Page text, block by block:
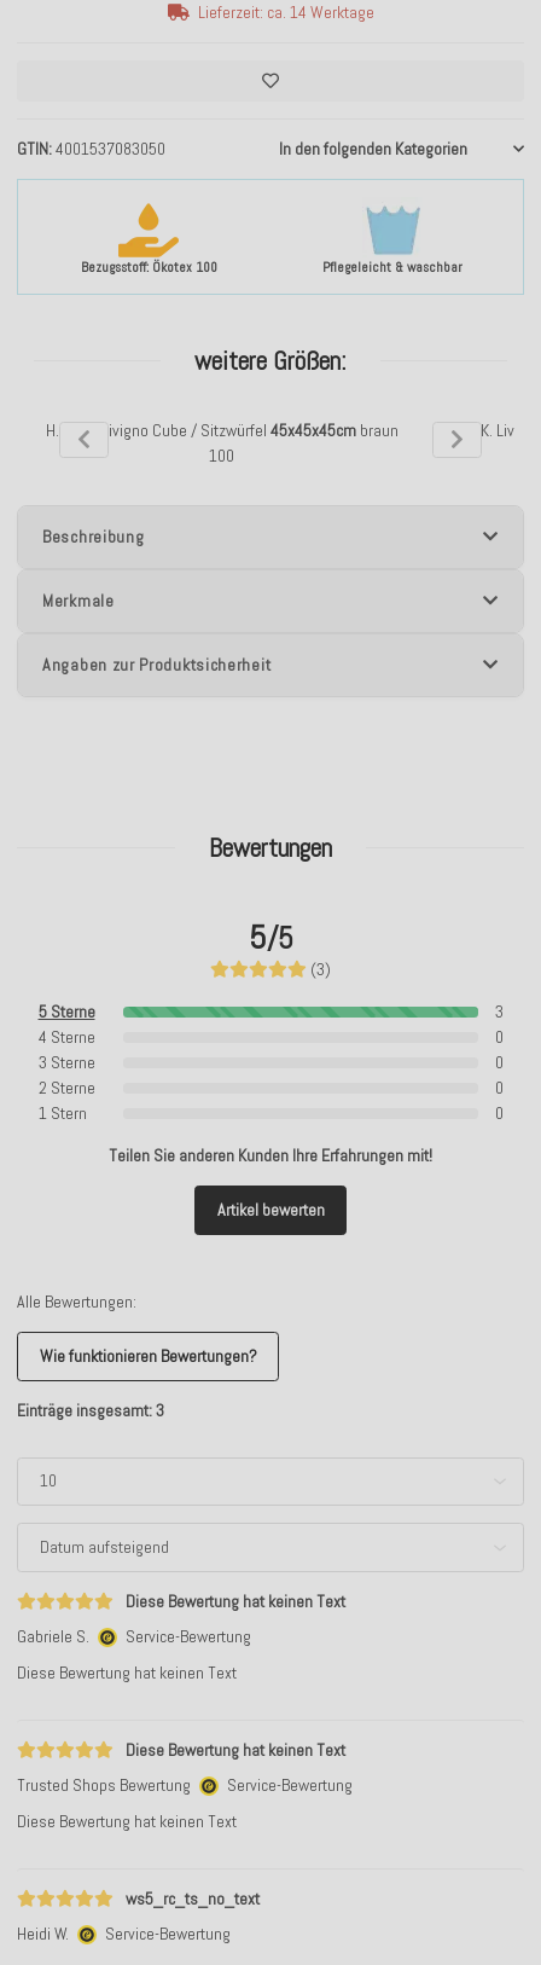
Bezugsstoff: Ökotex 100 Pflegeleicht & waschbar
GTIN 4001537083050 In den folgenden Kategorien
Lieferzeit: ca. 14 Werktage
weitere Größen:
H.O.C.K. Livigno Cube / Sitzwürfel 45x45x45cmbraun
100
H.O.C.K.
Beschreibung
Merkmale
Angaben zur Produktsicherheit
Bewertungen
5/5
(3)
5 Sterne
3
4 Sterne
0
3 Sterne
0
2 Sterne
0
1 Stern
0
Teilen Sie anderen Kunden Ihre Erfahrungen mit!
Artikel bewerten
Alle Bewertungen:
Wie funktionieren Bewertungen?
Einträge insgesamt: 3
Diese Bewertung hat keinen Text
Gabriele S.
Service-Bewertung
Diese Bewertung hat keinen Text
Diese Bewertung hat keinen Text
Trusted Shops Bewertung
Service-Bewertung
Diese Bewertung hat keinen Text
ws5_rc_ts_no_text
Heidi W.
Service-Bewertung